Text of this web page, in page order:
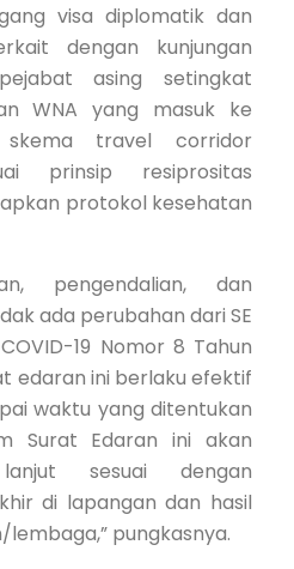
visa diplomatik dan
dengan kunjungan
asing setingkat
WNA yang masuk ke
skema travel corridor
prinsip resiprositas
protokol kesehatan
pengendalian, dan
ada perubahan dari SE
19 Nomor 8 Tahun
edaran ini berlaku efektif
waktu yang ditentukan
Surat Edaran ini akan
sesuai dengan
di lapangan dan hasil
pungkasnya.